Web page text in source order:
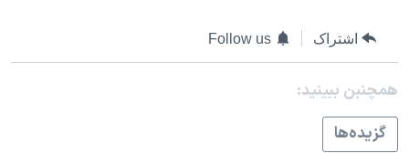
اعتراضات مردمی آبان ۹۸
همایش محافظه‌کاران آمریکا «سی‌پک»
اشتراک Follow us
همچنبن ببینید:
گزيده‌ها